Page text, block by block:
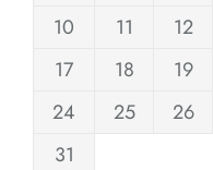
10
11 12
17
18 19
24
25 26
31